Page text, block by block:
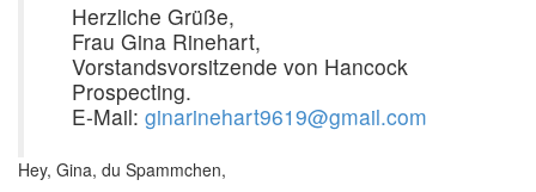
Herzliche Grüße,
Frau Gina Rinehart,
Vorstandsvorsitzende von Hancock
Prospecting.
E-Mail: ginarinehart9619@gmail.com
Hey, Gina, du Spammchen,